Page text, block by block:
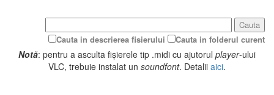
Cauta
Cauta in descrierea fisierului
Cauta in folderul curent
Notă: pentru a asculta fișierele tip .midi cu ajutorul player-ului
VLC, trebuie instalat un soundfont. Detalii aici.